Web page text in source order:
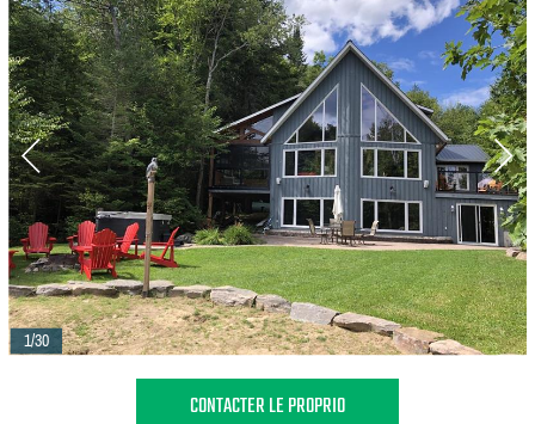
1/30
CONTACTER LE PROPRIO